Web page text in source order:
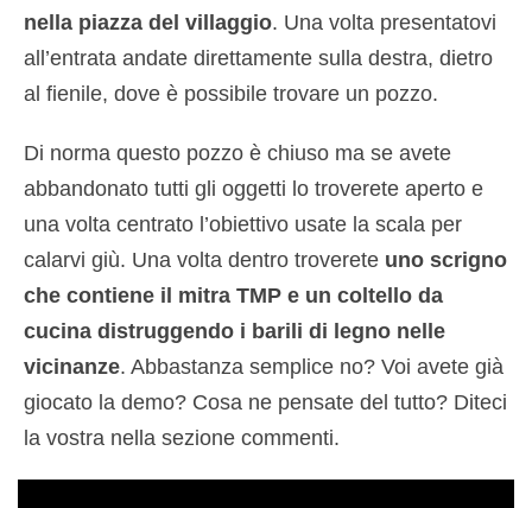
nella piazza del villaggio. Una volta presentatovi
all’entrata andate direttamente sulla destra, dietro
al fienile, dove è possibile trovare un pozzo.
Di norma questo pozzo è chiuso ma se avete
abbandonato tutti gli oggetti lo troverete aperto e
una volta centrato l’obiettivo usate la scala per
calarvi giù. Una volta dentro troverete uno scrigno
che contiene il mitra TMP e un coltello da
cucina distruggendo i barili di legno nelle
vicinanze. Abbastanza semplice no? Voi avete già
giocato la demo? Cosa ne pensate del tutto? Diteci
la vostra nella sezione commenti.